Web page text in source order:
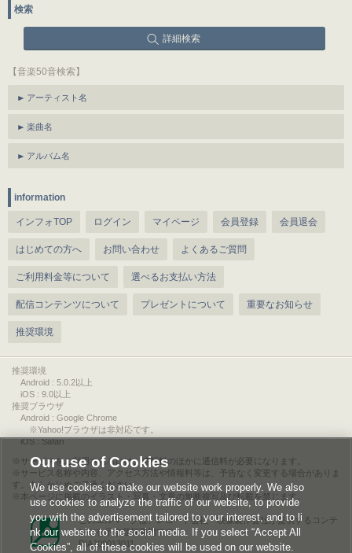
検索
詳細検索
【音楽50音検索】
アーティスト名
楽曲名
アルバム名
information
インフォTOP ログイン マイページ 会員登録 会員退会
はじめての方へ お問い合わせ よくあるご質問
ご利用料金等について 選べるお支払い方法
配信コンテンツについて プレゼントについて 重要なお知らせ
推奨環境
推奨環境
Android : 5.0.2以上
iOS : 9.0以上
推奨ブラウザ
Android : Google Chrome
※Yahoo!ブラウザは非対応です。
iOS : Safari
サービスをご利用されるには、情報料のほかに通信料が必要になります。
サービス名称や内容、アクセス方法や情報料等は、予告なく変更する場合がありま
す。あらかじめご了承ください。
本ページに掲載のイラスト・写真・文章の無断複写及び転載を禁じます。
このエルマークは、レコード会社・映像製作会社が提供するコンテ
ンツを示す登録商標です。
RIAJ00013011
Our use of Cookies
We use cookies to make our website work properly. We also
use cookies to analyze the traffic of our website, to provide
you with the advertisement tailored to your interest, and to li
nk our website to the social media. If you select “Accept All
Cookies”, all of these cookies will be used on our website.